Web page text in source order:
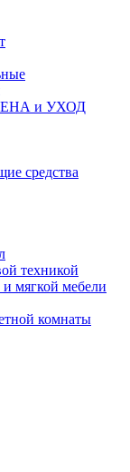
и УХОД
средства
техникой
и мягкой мебели
комнаты